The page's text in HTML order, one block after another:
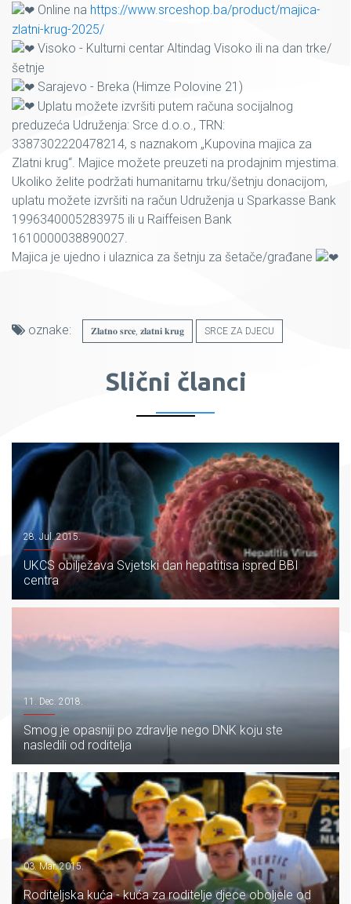
Online na https://www.srceshop.ba/product/majica-
zlatni-krug-2025/
Visoko - Kulturni centar Altindag Visoko ili na dan trke/
šetnje
Sarajevo - Breka (Himze Polovine 21)
Uplatu možete izvršiti putem računa socijalnog
preduzeća Udruženja: Srce d.o.o., TRN:
3387302220478214, s naznakom „Kupovina majica za
Zlatni krug“. Majice možete preuzeti na prodajnim mjestima.
Ukoliko želite podržati humanitarnu trku/šetnju donacijom,
uplatu možete izvršiti na račun Udruženja u Sparkasse Bank
1996340005283975 ili u Raiffeisen Bank
1610000038890027.
Majica je ujedno i ulaznica za šetnju za šetače/građane
oznake: 𝐙𝐥𝐚𝐭𝐧𝐨 𝐬𝐫𝐜𝐞, 𝐳𝐥𝐚𝐭𝐧𝐢 𝐤𝐫𝐮𝐠 SRCE ZA DJECU
Slični članci
28. Jul. 2015.
UKCS obilježava Svjetski dan hepatitisa ispred BBI
centra
11. Dec. 2018.
Smog je opasniji po zdravlje nego DNK koju ste
nasledili od roditelja
03. Mar. 2015.
Roditeljska kuća - kuća za roditelje djece oboljele od